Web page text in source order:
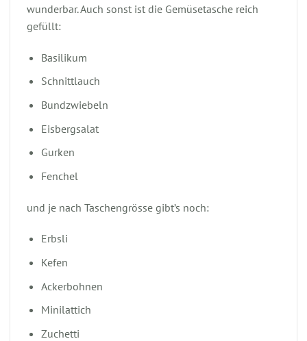
wunderbar. Auch sonst ist die Gemüsetasche reich
gefüllt:
Basilikum
Schnittlauch
Bundzwiebeln
Eisbergsalat
Gurken
Fenchel
und je nach Taschengrösse gibt’s noch:
Erbsli
Kefen
Ackerbohnen
Minilattich
Zuchetti